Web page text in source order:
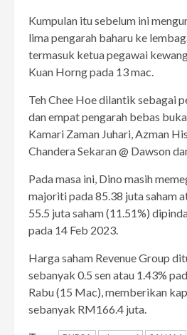
Kumpulan itu sebelum ini
lima pengarah baharu ke
termasuk ketua pegawai
Kuan Horng pada 13 mac.
Teh Chee Hoe dilantik sebagai
dan empat pengarah bebas
Kamari Zaman Juhari, Azman
Chandera Sekaran @ Dawson
Pada masa ini, Dino masih
majoriti pada 85.38 juta saham
55.5 juta saham (11.51%)
pada 14 Feb 2023.
Harga saham Revenue Group
sebanyak 0.5 sen atau 1.43%
Rabu (15 Mac), memberikan
sebanyak RM166.4 juta.